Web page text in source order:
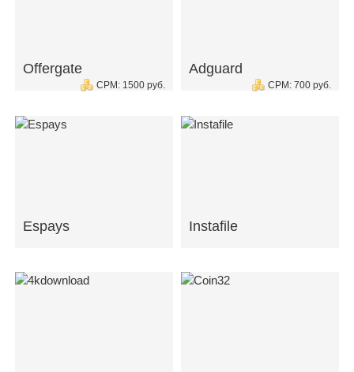
Offergate
CPM: 1500 руб.
Adguard
CPM: 700 руб.
Espays Instafile